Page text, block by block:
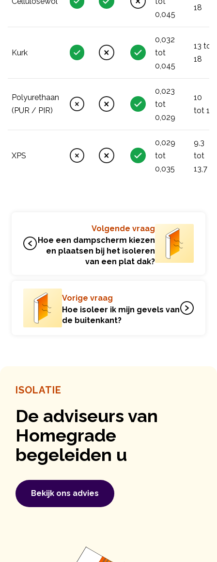
0,045
18
Kurk
0,032
tot
0,045
13 tot
18
Polyurethaan
(PUR / PIR)
0,023
tot
0,029
10
tot 12
XPS
0,029
tot
0,035
9,3
tot
13,7
Volgende vraag
Hoe een dampscherm kiezen
en plaatsen bij het isoleren
van een plat dak?
Vorige vraag
Hoe isoleer ik mijn gevels van
de buitenkant?
ISOLATIE
De adviseurs van
Homegrade
begeleiden u
Bekijk ons ​​advies